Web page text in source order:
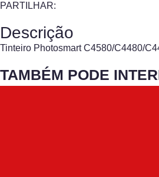
PARTILHAR:
Descrição
Tinteiro Photosmart C4580/C4480/
TAMBÉM PODE